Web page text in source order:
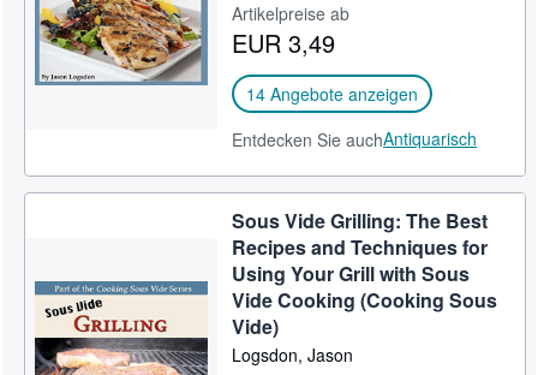
Artikelpreise ab
EUR 3,49
14 Angebote anzeigen
Entdecken Sie auchAntiquarisch
Sous Vide Grilling: The Best
Recipes and Techniques for
Using Your Grill with Sous
Vide Cooking (Cooking Sous
Vide)
Logsdon, Jason